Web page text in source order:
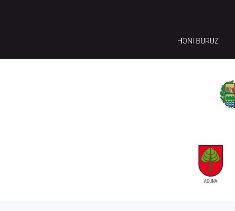
HONI BURUZ